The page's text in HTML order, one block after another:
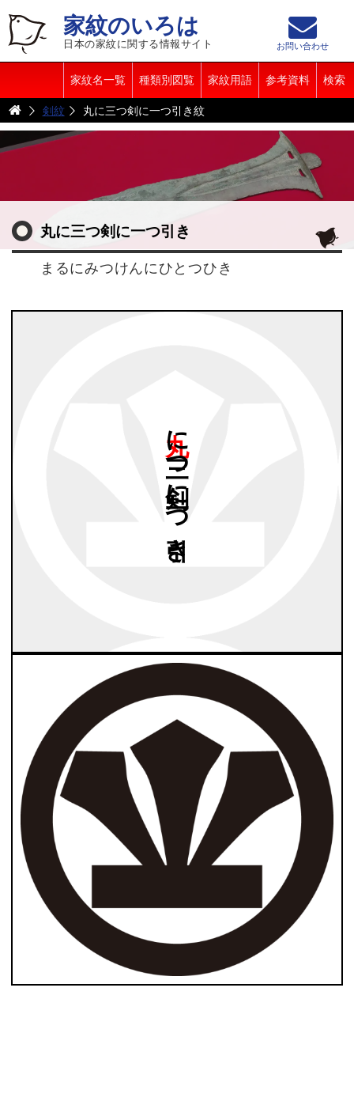
家紋のいろは
日本の家紋に関する情報サイト
家紋名一覧 種類別図覧 家紋用語 参考資料 検索
お問い合わせ
剣紋 丸に三つ剣に一つ引き紋
丸に三つ剣に一つ引き
まるにみつけんにひとつひき
引き